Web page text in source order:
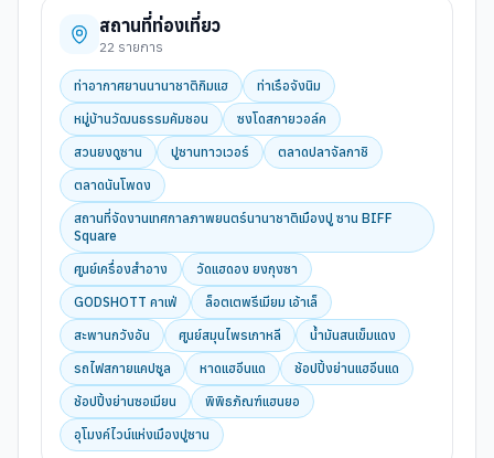
สถานที่ท่องเที่ยว
22 รายการ
ท่าอากาศยานนานาชาติกิมแฮ
ท่าเรือจังนิม
หมู่บ้านวัฒนธรรมคัมชอน
ซงโดสกายวอล์ค
สวนยงดูซาน
ปูซานทาวเวอร์
ตลาดปลาจัลกาชิ
ตลาดนันโพดง
สถานที่จัดงานเทศกาลภาพยนตร์นานาชาติเมืองปู ซาน BIFF
Square
ศูนย์เครื่องสำอาง
วัดแฮดอง ยงกุงซา
GODSHOTT คาเฟ่
ล็อตเตพรีเมียม เอ้าเล็
สะพานกวังอัน
ศูนย์สมุนไพรเกาหลี
นํ้ามันสนเข็มแดง
รถไฟสกายแคปซูล
หาดแฮอีนแด
ช้อปปิ้งย่านแฮอีนแด
ช้อปปิ้งย่านซอเมียน
พิพิธภัณฑ์แฮนยอ
อุโมงค์ไวน์แห่งเมืองปูซาน